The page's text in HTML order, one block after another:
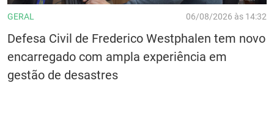
GERAL 06/08/2026 às 14:32
Defesa Civil de Frederico Westphalen tem novo
encarregado com ampla experiência em
gestão de desastres